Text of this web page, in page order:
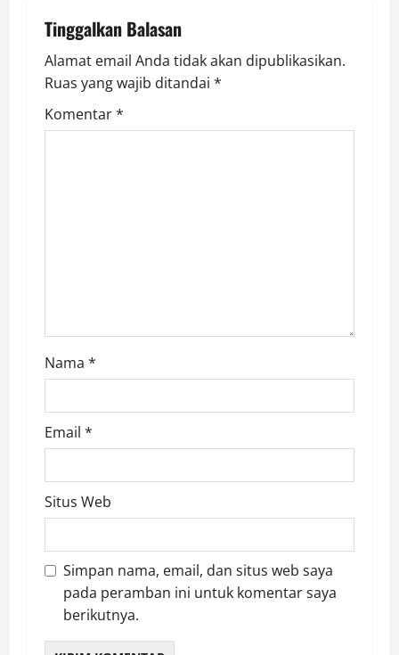
g
a
t
i
Tinggalkan Balasan
Alamat email Anda tidak akan dipublikasikan.
Ruas yang wajib ditandai *
Komentar*
Nama *
Email *
Situs Web
Simpan nama, email, dan situs web saya
pada peramban ini untuk komentar saya
berikutnya.